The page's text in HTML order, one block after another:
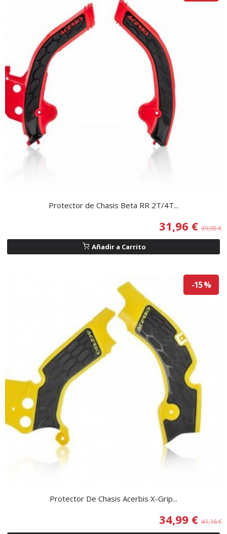
Protector de Chasis Beta RR 2T/4T...
31,96 € 39,95 €
Añadir a Carrito
-15 %
Protector De Chasis Acerbis X-Grip...
34,99 € 41,16 €